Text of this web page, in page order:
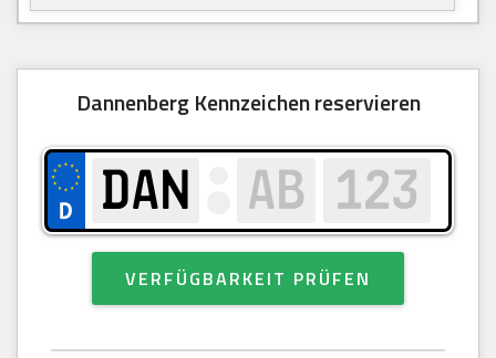
Dannenberg Kennzeichen reservieren
VERFÜGBARKEIT PRÜFEN